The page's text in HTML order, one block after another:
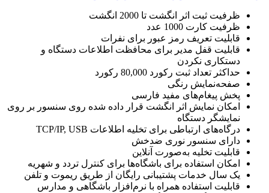
ظرفیت ثبت اثر انگشت تا 2000 انگشت
ظرفیت کارت 1000 عدد
قابلیت تعریف رمز عبور برای نفرات
قابلیت قفل مدیر برای محافظت اطلاعات دستگاه و
دستکاری نکردن
حداکثر تعداد ثبت رکورد 80,000 رکورد
صفحه‌نمایش رنگی
پخش پیغام‌های مفید فارسی
امکان نمایش اثر انگشت قرار داده شده روی سنسور بر روی
نمایشگر دستگاه
درگاه‌های ارتباطی برای تخلیه اطلاعات TCP/IP, USB
دارای سنسور نوری ضدخش
قابلیت تخلیه به‌صورت آنلاین
امکان استفاده برای باشگاه‌ها برای کنترل تردد و شهریه
یک سال خدمات پشتیبانی رایگان از طریق ریموت و تلفن
قابلیت استفاده همراه با نرم‌افزار باشگاهی و مدارس